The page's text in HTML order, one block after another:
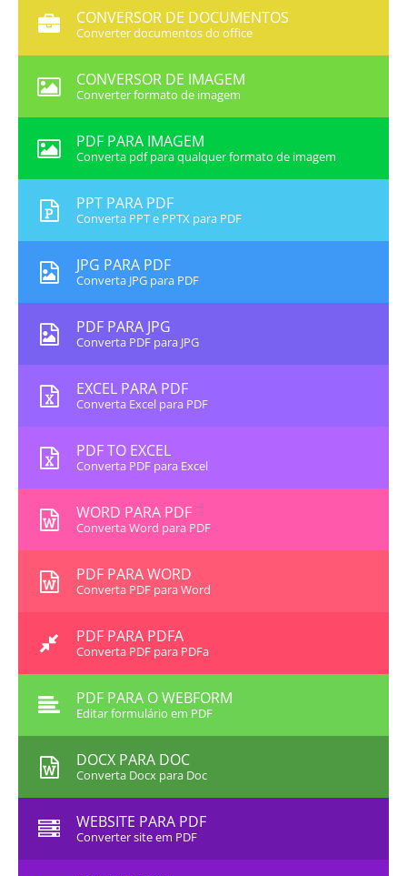
CONVERSOR DE DOCUMENTOS
Converter documentos do office
CONVERSOR DE IMAGEM
Converter formato de imagem
PDF PARA IMAGEM
Converta pdf para qualquer formato de imagem
PPT PARA PDF
Converta PPT e PPTX para PDF
JPG PARA PDF
Converta JPG para PDF
PDF PARA JPG
Converta PDF para JPG
EXCEL PARA PDF
Converta Excel para PDF
PDF TO EXCEL
Converta PDF para Excel
WORD PARA PDF
Converta Word para PDF
PDF PARA WORD
Converta PDF para Word
PDF PARA PDFA
Converta PDF para PDFa
PDF PARA O WEBFORM
Editar formulário em PDF
DOCX PARA DOC
Converta Docx para Doc
WEBSITE PARA PDF
Converter site em PDF